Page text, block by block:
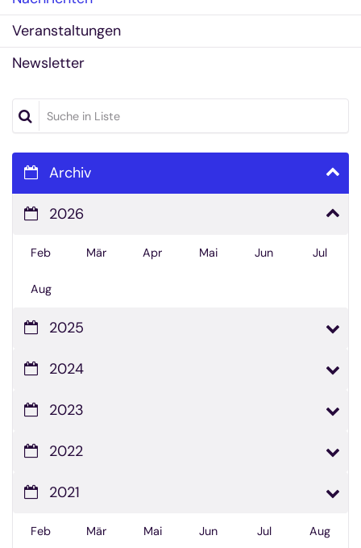
Veranstaltungen
Newsletter
Suche in Liste
Archiv
2026
Feb Mär Apr Mai Jun Jul
Aug
2025
2024
2023
2022
2021
Feb Mär Mai Jun Jul Aug